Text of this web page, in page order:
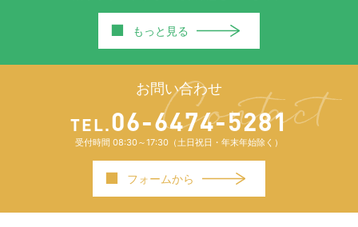
個人情報への不正アクセス、個人情報の
を整備し、是正するための合理的な安全
対策を講じます。
委託された業務に含まれる個人情報は、
利用する目的と範囲、本人の同意内容を
人情報を取り扱う業務を他の企業に委託
■ もっと見る
お問い合わせ
TEL.06-6474-5281
受付時間 08:30～17:30（土日祝日・年末年始除く）
■ フォームから